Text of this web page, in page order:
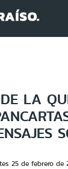
LA
25 de febrero de